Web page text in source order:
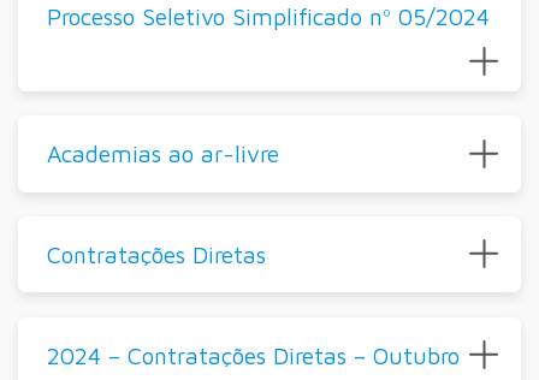
Processo Seletivo Simplificado nº 05/2024
Academias ao ar-livre
Contratações Diretas
2024 – Contratações Diretas – Outubro